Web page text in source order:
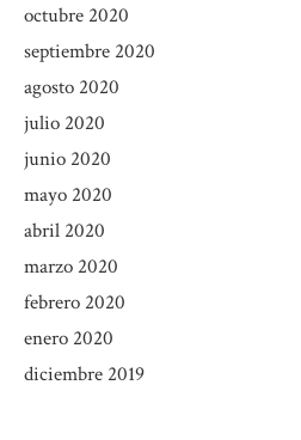
octubre 2020
septiembre 2020
agosto 2020
julio 2020
junio 2020
mayo 2020
abril 2020
marzo 2020
febrero 2020
enero 2020
diciembre 2019